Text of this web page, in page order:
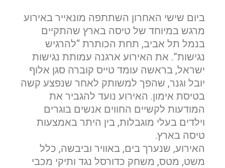
ביום שישי האחרון השתתפה מונאייר באירוע
מרגש במיוחד של טיסה בארץ שהתקיים
בנמל תל אביב, תחת הכותרת “להרגיש
נגישות”. את האירוע ארגנה עמותת נגישות
ישראל, בראשה עומד טייס קוברה סגן אלוף
יובל וגנר, שהפך למשותק לאחר שנפצע קשה
בטיסת אימון. האירוע נועד להגביר את
המודעות לקשיים החווים אנשים בוגרים
וילדים בעלי מוגבלות, בין היתר באמצעות
טיסה בארץ.
האירוע, שנערך בים, באוויר וביבשה, כלל
משט, מטס, משחק כדורסל נגד ותיקי מכבי